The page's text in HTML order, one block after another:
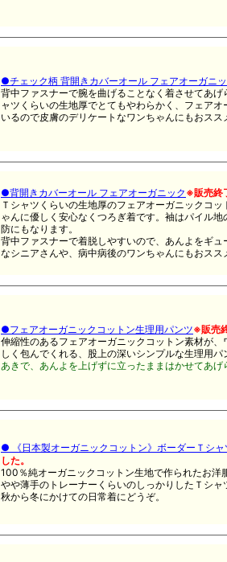
●チェック柄 背開きカバーオール フェアオーガニ
背中ファスナーで腕を曲げることなく着させてあ
ャツくらいの生地厚でとてもやわらかく、フェア
いるので皮膚のデリケートなワンちゃんにもおスス
●背開きカバーオール フェアオーガニック ※販売終
Ｔシャツくらいの生地厚のフェアオーガニックコ
ゃんに優しく安心なくつろぎ着です。袖はパイル
防にもなります。
背中ファスナーで着脱しやすいので、あんよをギ
なシニアさんや、病中病後のワンちゃんにもおスス
●フェアオーガニックコットン生理用パンツ※販売
伸縮性のあるフェアオーガニックコットン素材が
しく包んでくれる、股上の深いシンプルな生理用パ
あきで、あんよを上げずに立ったままはかせてあげ
● 《日本製オーガニックコットン》ボーダーＴシ
した。
100％純オーガニックコットン生地で作られたお洋
やや薄手のトレーナーくらいのしっかりしたＴシャ
秋から冬にかけての日常着にどうぞ。